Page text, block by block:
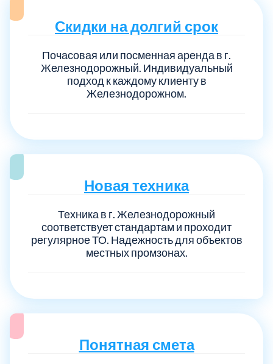
Скидки на долгий срок
Почасовая или посменная аренда в г.
Железнодорожный. Индивидуальный
подход к каждому клиенту в
Железнодорожном.
Новая техника
Техника в г. Железнодорожный
соответствует стандартам и проходит
регулярное ТО. Надежность для объектов
местных промзонах.
Понятная смета